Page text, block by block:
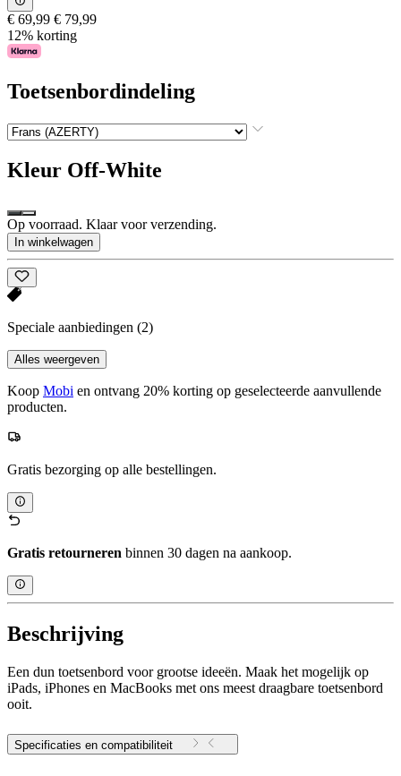
€ 69,99 € 79,99
12% korting
Toetsenbordindeling
Kleur Off-White
Op voorraad. Klaar voor verzending.
In winkelwagen
Speciale aanbiedingen (2)
Alles weergeven
Koop Mobi en ontvang 20% korting op geselecteerde aanvullende
producten.
Gratis bezorging op alle bestellingen.
Gratis retourneren binnen 30 dagen na aankoop.
Beschrijving
Een dun toetsenbord voor grootse ideeën. Maak het mogelijk op
iPads, iPhones en MacBooks met ons meest draagbare toetsenbord
ooit.
Specificaties en compatibiliteit